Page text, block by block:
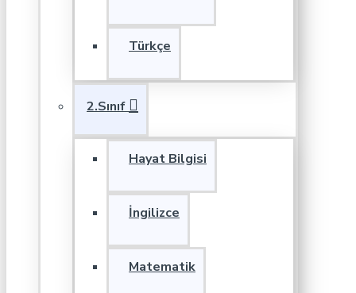
Türkçe
2.Sınıf
Hayat Bilgisi
İngilizce
Matematik